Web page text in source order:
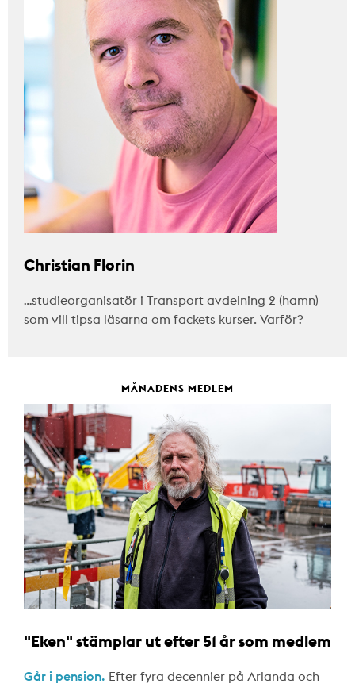
Christian Florin
…studieorganisatör i Transport avdelning 2 (hamn)
som vill tipsa läsarna om fackets kurser. Varför?
MÅNADENS MEDLEM
"Eken" stämplar ut efter 51 år som medlem
Går i pension. Efter fyra decennier på Arlanda och